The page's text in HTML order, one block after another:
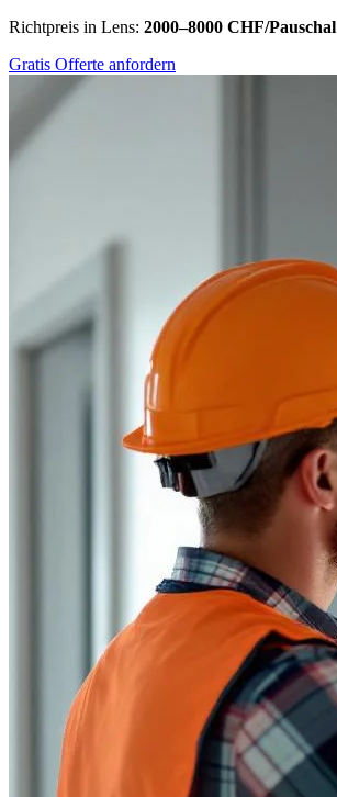
Richtpreis in Lens: 2000–8000 CHF/Pauschal
Gratis Offerte anfordern